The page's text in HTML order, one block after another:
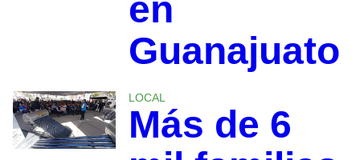
en
Guanajuato
LOCAL
Más de 6